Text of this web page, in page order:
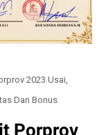
2023 Usai,
Dan Bonus
Porprov